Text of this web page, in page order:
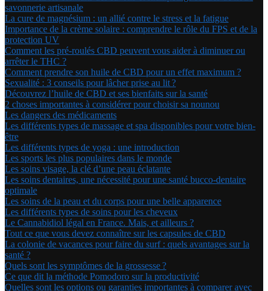
savonnerie artisanale
La cure de magnésium : un allié contre le stress et la fatigue
Importance de la crème solaire : comprendre le rôle du FPS et de la
protection UV
Comment les pré-roulés CBD peuvent vous aider à diminuer ou
arrêter le THC ?
Comment prendre son huile de CBD pour un effet maximum ?
Sexualité : 3 conseils pour lâcher prise au lit ?
Découvrez l’huile de CBD et ses bienfaits sur la santé
2 choses importantes à considérer pour choisir sa nounou
Les dangers des médicaments
Les différents types de massage et spa disponibles pour votre bien-
être
Les différents types de yoga : une introduction
Les sports les plus populaires dans le monde
Les soins visage, la clé d’une peau éclatante
Les soins dentaires, une nécessité pour une santé bucco-dentaire
optimale
Les soins de la peau et du corps pour une belle apparence
Les différents types de soins pour les cheveux
Le Cannabidiol légal en France. Mais, et ailleurs ?
Tout ce que vous devez connaître sur les capsules de CBD
La colonie de vacances pour faire du surf : quels avantages sur la
santé ?
Quels sont les symptômes de la grossesse ?
Ce que dit la méthode Pomodoro sur la productivité
Quelles sont les options ou garanties importantes à comparer avec